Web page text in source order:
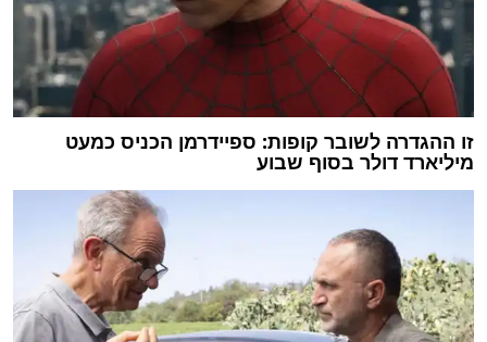
זו ההגדרה לשובר קופות: ספיידרמן הכניס כמעט
מיליארד דולר בסוף שבוע